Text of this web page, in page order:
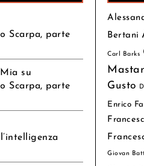
Scarpa, parte
su
Scarpa, parte
Bertani
Carl Barks
Gusto
Enrico
Giovan